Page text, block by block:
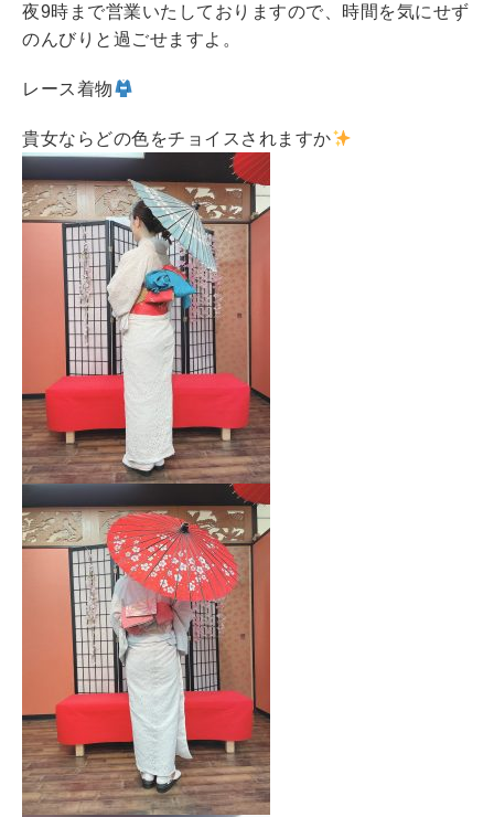
夜9時まで営業いたしておりますので、時間を気にせず
のんびりと過ごせますよ。
レース着物
貴女ならどの色をチョイスされますか